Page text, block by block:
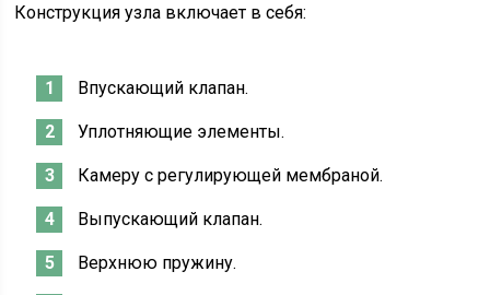
Конструкция узла включает в себя:
Впускающий клапан.
Уплотняющие элементы.
Камеру с регулирующей мембраной.
Выпускающий клапан.
Верхнюю пружину.